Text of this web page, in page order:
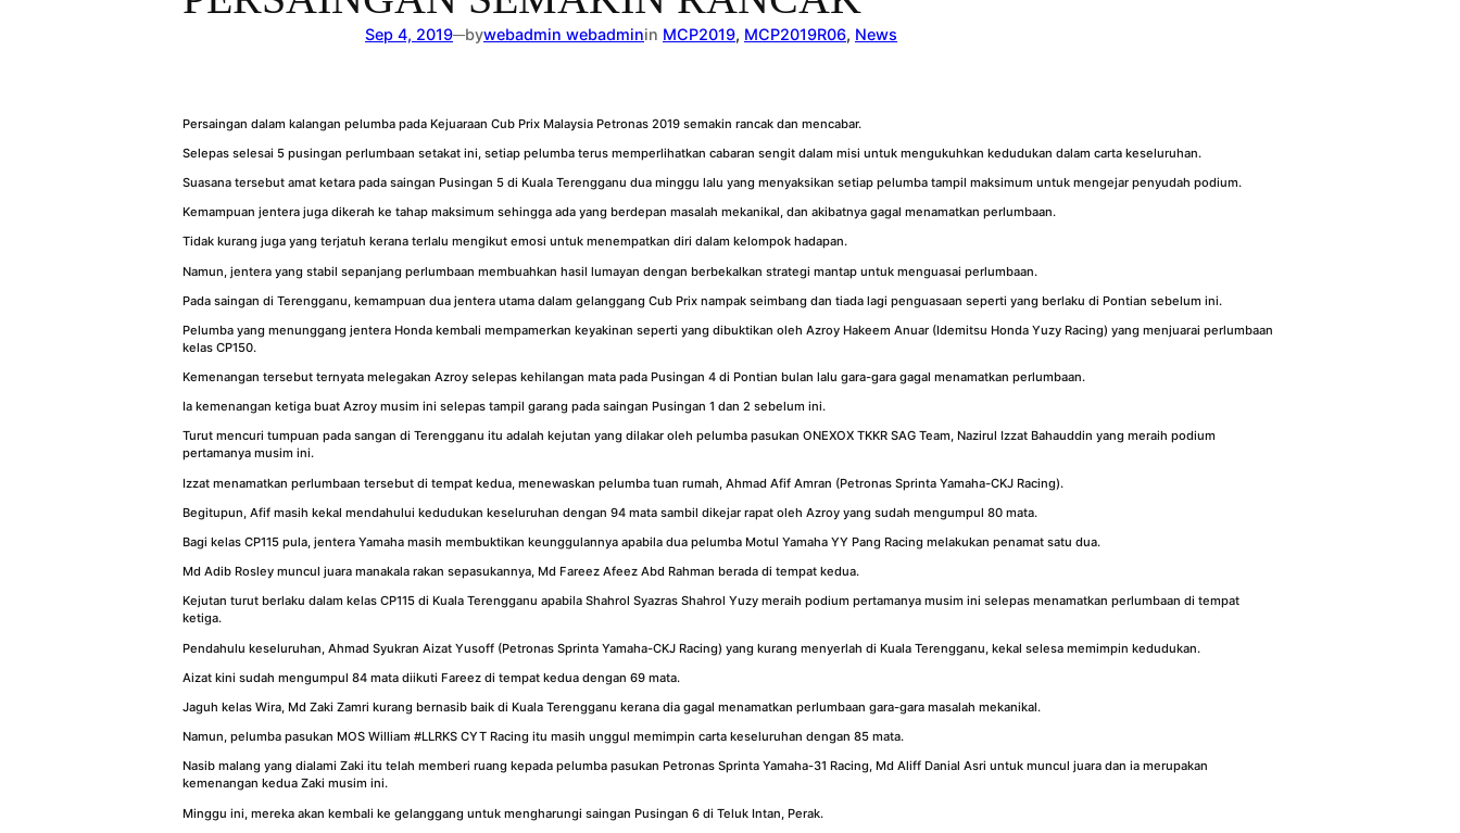
Sep 4, 2019—bywebadmin webadminin MCP2019, MCP2019R06, News
Persaingan dalam kalangan pelumba pada Kejuaraan Cub Prix Malaysia Petronas 2019 semakin rancak dan mencabar.
Selepas selesai 5 pusingan perlumbaan setakat ini, setiap pelumba terus memperlihatkan cabaran sengit dalam misi untuk mengukuhkan kedudukan dalam carta keseluruhan.
Suasana tersebut amat ketara pada saingan Pusingan 5 di Kuala Terengganu dua minggu lalu yang menyaksikan setiap pelumba tampil maksimum untuk mengejar penyudah podium.
Kemampuan jentera juga dikerah ke tahap maksimum sehingga ada yang berdepan masalah mekanikal, dan akibatnya gagal menamatkan perlumbaan.
Tidak kurang juga yang terjatuh kerana terlalu mengikut emosi untuk menempatkan diri dalam kelompok hadapan.
Namun, jentera yang stabil sepanjang perlumbaan membuahkan hasil lumayan dengan berbekalkan strategi mantap untuk menguasai perlumbaan.
Pada saingan di Terengganu, kemampuan dua jentera utama dalam gelanggang Cub Prix nampak seimbang dan tiada lagi penguasaan seperti yang berlaku di Pontian sebelum ini.
Pelumba yang menunggang jentera Honda kembali mempamerkan keyakinan seperti yang dibuktikan oleh Azroy Hakeem Anuar (Idemitsu Honda Yuzy Racing) yang menjuarai perlumbaan
kelas CP150.
Kemenangan tersebut ternyata melegakan Azroy selepas kehilangan mata pada Pusingan 4 di Pontian bulan lalu gara-gara gagal menamatkan perlumbaan.
Ia kemenangan ketiga buat Azroy musim ini selepas tampil garang pada saingan Pusingan 1 dan 2 sebelum ini.
Turut mencuri tumpuan pada sangan di Terengganu itu adalah kejutan yang dilakar oleh pelumba pasukan ONEXOX TKKR SAG Team, Nazirul Izzat Bahauddin yang meraih podium
pertamanya musim ini.
Izzat menamatkan perlumbaan tersebut di tempat kedua, menewaskan pelumba tuan rumah, Ahmad Afif Amran (Petronas Sprinta Yamaha-CKJ Racing).
Begitupun, Afif masih kekal mendahului kedudukan keseluruhan dengan 94 mata sambil dikejar rapat oleh Azroy yang sudah mengumpul 80 mata.
Bagi kelas CP115 pula, jentera Yamaha masih membuktikan keunggulannya apabila dua pelumba Motul Yamaha YY Pang Racing melakukan penamat satu dua.
Md Adib Rosley muncul juara manakala rakan sepasukannya, Md Fareez Afeez Abd Rahman berada di tempat kedua.
Kejutan turut berlaku dalam kelas CP115 di Kuala Terengganu apabila Shahrol Syazras Shahrol Yuzy meraih podium pertamanya musim ini selepas menamatkan perlumbaan di tempat
ketiga.
Pendahulu keseluruhan, Ahmad Syukran Aizat Yusoff (Petronas Sprinta Yamaha-CKJ Racing) yang kurang menyerlah di Kuala Terengganu, kekal selesa memimpin kedudukan.
Aizat kini sudah mengumpul 84 mata diikuti Fareez di tempat kedua dengan 69 mata.
Jaguh kelas Wira, Md Zaki Zamri kurang bernasib baik di Kuala Terengganu kerana dia gagal menamatkan perlumbaan gara-gara masalah mekanikal.
Namun, pelumba pasukan MOS William #LLRKS CYT Racing itu masih unggul memimpin carta keseluruhan dengan 85 mata.
Nasib malang yang dialami Zaki itu telah memberi ruang kepada pelumba pasukan Petronas Sprinta Yamaha-31 Racing, Md Aliff Danial Asri untuk muncul juara dan ia merupakan
kemenangan kedua Zaki musim ini.
Minggu ini, mereka akan kembali ke gelanggang untuk mengharungi saingan Pusingan 6 di Teluk Intan, Perak.